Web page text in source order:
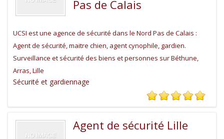
Pas de Calais
UCSI est une agence de sécurité dans le Nord Pas de Calais :
Agent de sécurité, maitre chien, agent cynophile, gardien.
Surveillance et sécurité des biens et personnes sur Béthune,
Arras, Lille
Sécurité et gardiennage
Agent de sécurité Lille